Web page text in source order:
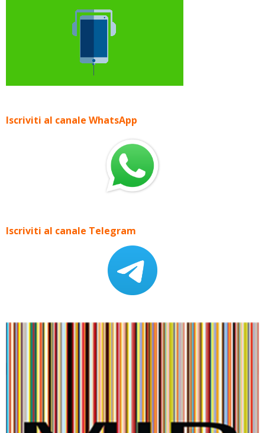
Iscriviti al canale WhatsApp
Iscriviti al canale Telegram